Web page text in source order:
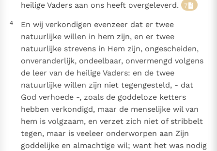
heilige Vaders aan ons heeft overgeleverd.
7
4
En wij verkondigen evenzeer dat er twee
natuurlijke willen in hem zijn, en er twee
natuurlijke strevens in Hem zijn, ongescheiden,
onveranderlijk, ondeelbaar, onvermengd volgens
de leer van de heilige Vaders: en de twee
natuurlijke willen zijn niet tegengesteld, - dat
God verhoede -, zoals de goddeloze ketters
hebben verkondigd, maar de menselijke wil van
hem is volgzaam, en verzet zich niet of stribbelt
tegen, maar is veeleer onderworpen aan Zijn
goddelijke en almachtige wil; want het was nodig